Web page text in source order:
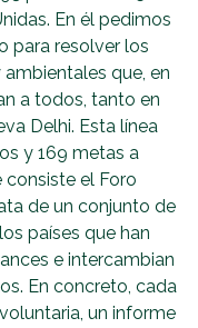
En él pedimos
para resolver los
que, en
a todos, tanto en
Delhi. Esta línea
y 169 metas a
consiste el Foro
de un conjunto de
países que han
e intercambian
En concreto, cada
un informe